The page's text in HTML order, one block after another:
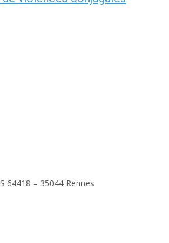
64418 – 35044 Rennes